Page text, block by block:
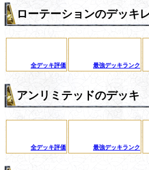
ローテーションのデッキ
全デッキ評価 最強デッキランク
アンリミテッドのデッキ
全デッキ評価 最強デッキランク